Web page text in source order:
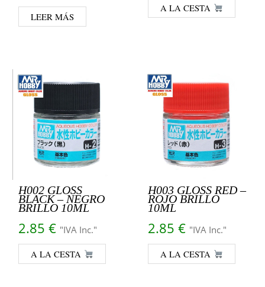
LEER MÁS
A LA CESTA
H002 GLOSS
BLACK – NEGRO
BRILLO 10ML
2.85 € "IVA Inc."
A LA CESTA
H003 GLOSS RED –
ROJO BRILLO
10ML
2.85 € "IVA Inc."
A LA CESTA